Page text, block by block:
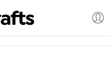
Shimano Certified